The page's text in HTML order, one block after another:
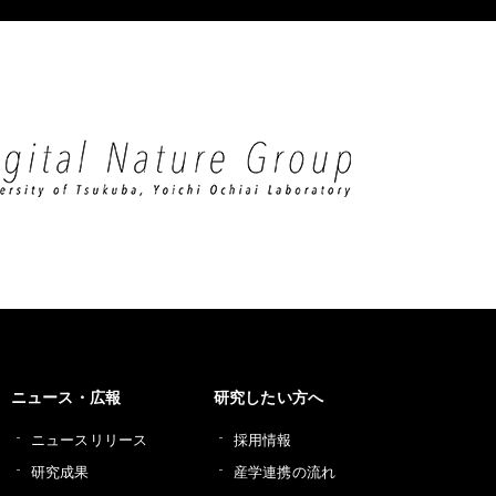
ニュース・広報
ニュースリリース
研究成果
研究したい方へ
採用情報
産学連携の流れ